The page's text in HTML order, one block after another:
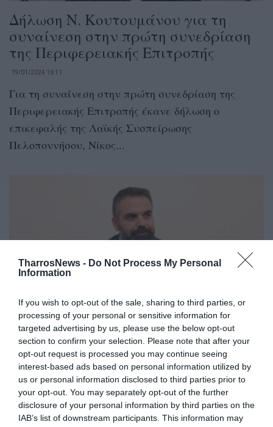
TharrosNews - Do Not Process My Personal
Information
If you wish to opt-out of the sale, sharing to third parties, or
processing of your personal or sensitive information for
targeted advertising by us, please use the below opt-out
section to confirm your selection. Please note that after your
opt-out request is processed you may continue seeing
interest-based ads based on personal information utilized by
us or personal information disclosed to third parties prior to
your opt-out. You may separately opt-out of the further
disclosure of your personal information by third parties on the
IAB’s list of downstream participants. This information may
Δήλωση Ν. Κουτουμάνου για τη
συναίνεση στην πρώτη συνεδρίαση
της Περιφερειακής Επιτροπής
19/01/2024 16:11
Για τη συναίνεση στην πρώτη συνεδρίαση της
Περιφερειακής Επιτροπής έκανε δήλωση ο
επικεφαλής της Λαϊκής Συσπείρωσης
Πελοποννήσου, Νίκος...
Νίκος Κουτουμάνος: «Τατούλης και
Πτωχός υπηρετούν το ίδιο…
σύστημα»
11/10/2023 11:03
Με αφορμή το κάλεσμα Τατούλη για το δεύτερο